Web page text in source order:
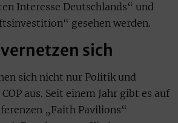
Interesse Deutschlands“ und
gesehen werden.
sich
sich nicht nur Politik und
aus. Seit einem Jahr gibt es auf
„Faith Pavilions“